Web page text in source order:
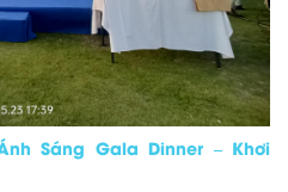
Sáng Gala Dinner – Khơi